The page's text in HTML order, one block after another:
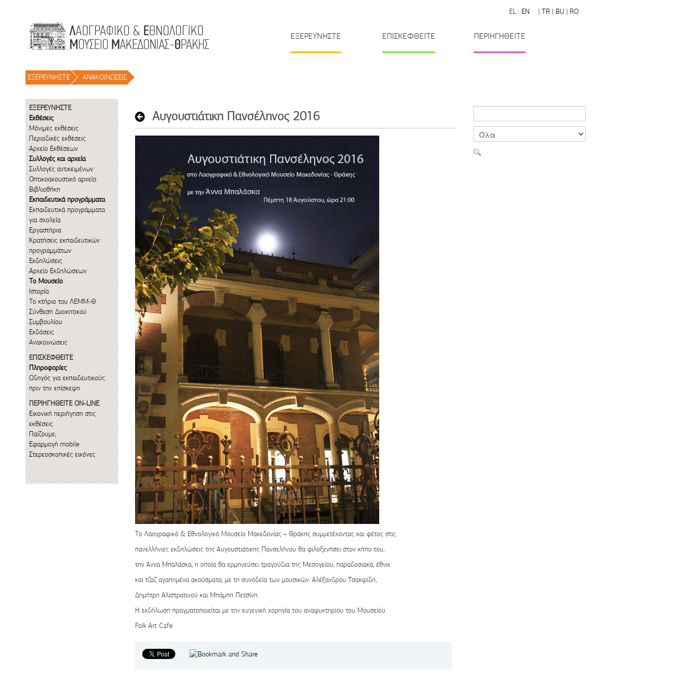
EL EN | TR | BU | RO
ΕΞΕΡΕΥΝΗΣΤΕ ΕΠΙΣΚΕΦΘΕΙΤΕ ΠΕΡΙΗΓΗΘΕΙΤΕ
ΕΞΕΡΕΥΝΗΣΤΕ / ΑΝΑΚΟΙΝΩΣΕΙΣ /
ΕΞΕΡΕΥΝΗΣΤΕ
Εκθέσεις
Μόνιμες εκθέσεις
Περιοδικές εκθέσεις
Αρχείο Εκθέσεων
Συλλογές και αρχεία
Συλλογές αντικειμένων
Οπτικοακουστικό αρχείο
Βιβλιοθήκη
Εκπαιδευτικά προγράμματα
Εκπαιδευτικά προγράμματα
για σχολεία
Εργαστήρια
Κρατήσεις εκπαιδευτικών
προγραμμάτων
Εκδηλώσεις
Αρχείο Εκδηλώσεων
Το Μουσείο
Ιστορία
Το κτήριο του ΛΕΜΜ-Θ
Σύνθεση Διοικητικού
Συμβουλίου
Εκδόσεις
Ανακοινώσεις
ΕΠΙΣΚΕΦΘΕΙΤΕ
Πληροφορίες
Οδηγός για εκπαιδευτικούς
πριν την επίσκεψη
ΠΕΡΙΗΓΗΘΕΙΤΕ ON-LINE
Εικονική περιήγηση στις
εκθέσεις
Παίζουμε;
Εφαρμογή mobile
Στερεοσκοπικές εικόνες
Αυγουστιάτικη Πανσέληνος 2016
Το Λαογραφικό & Εθνολογικό Μουσείο Μακεδονίας – Θράκης συμμετέχοντας και φέτος στις
πανελλήνιες εκδηλώσεις της Αυγουστιάτικης Πανσελήνου θα φιλοξενήσει στον κήπο του,
την Άννα Μπαλάσκα, η οποία θα ερμηνεύσει τραγούδια της Μεσογείου, παραδοσιακά, έθνικ
και τζαζ αγαπημένα ακούσματα, με τη συνοδεία των μουσικών: Αλέξανδρου Τσακιρίδη,
Δημήτρη Αλιστρατινού και Μπάμπη Πετσίνη.
Η εκδήλωση πραγματοποιείται με την ευγενική χορηγία του αναψυκτηρίου του Μουσείου
Folk Art Cafe